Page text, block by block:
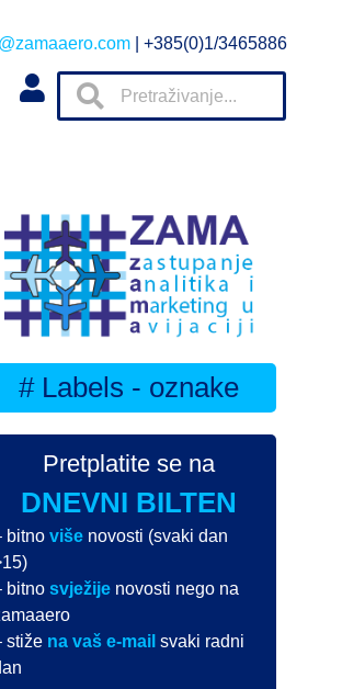
| +385(0)1/3465886
# Labels - oznake
Pretplatite se na
DNEVNI BILTEN
bitnoviše novosti (svaki dan
bitnosvježije novosti nego na
stiže na vaš e-mail svaki radni